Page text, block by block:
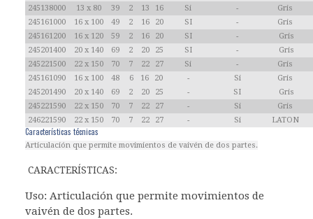
245138000
13 x 80 39 2 13 16 Si -
Gris
245161000
16 x 100 49 2 16 20 SI -
Gris
245161200
16 x 120 59 2 16 20 SI -
Gris
245201400
20 x 140 69 2 20 25 SI -
Gris
245221500
22 x 150 70 7 22 27 Si -
Gris
245161090
16 x 100 48 6 16 20 - Si
Gris
245201490
20 x 140 69 2 20 25 - SI
Gris
245221590
22 x 150 70 7 22 27 - Si
Gris
246221590
22 x 150 70 7 22 27 - Si LATON
Características técnicas
Articulación que permite movimientos de vaivén de dos partes.
CARACTERÍSTICAS:
Uso: Articulación que permite movimientos de
vaivén de dos partes.